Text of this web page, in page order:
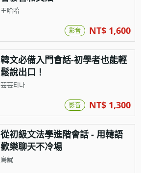
王哈哈
影音 NT$ 1,600
韓文必備入門會話-初學者也能輕
鬆說出口！
芸芸티나
影音 NT$ 1,300
從初級文法學進階會話 - 用韓語
歡樂聊天不冷場
烏魷